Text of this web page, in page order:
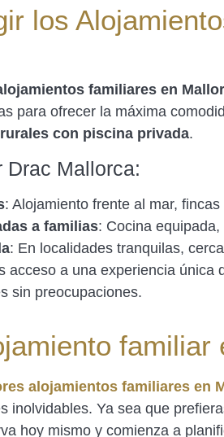
los
familiares en
para ofrecer la máxima
con piscina privada.
Drac Mallorca:
: Alojamiento frente al mar,
a familias: Cocina
: En localidades tranquilas,
acceso a una experiencia única
sin preocupaciones.
familiar
alojamientos familiares en
inolvidables. Ya sea que
hoy mismo y comienza a